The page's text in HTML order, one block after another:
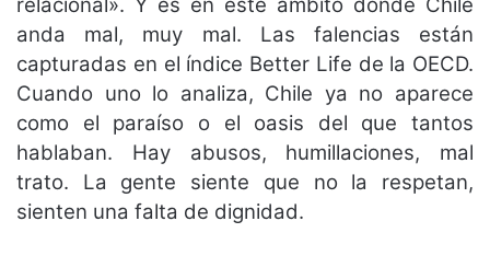
relacional». Y es en este ámbito donde Chile
anda mal, muy mal. Las falencias están
capturadas en el índice Better Life de la OECD.
Cuando uno lo analiza, Chile ya no aparece
como el paraíso o el oasis del que tantos
hablaban. Hay abusos, humillaciones, mal
trato. La gente siente que no la respetan,
sienten una falta de dignidad.